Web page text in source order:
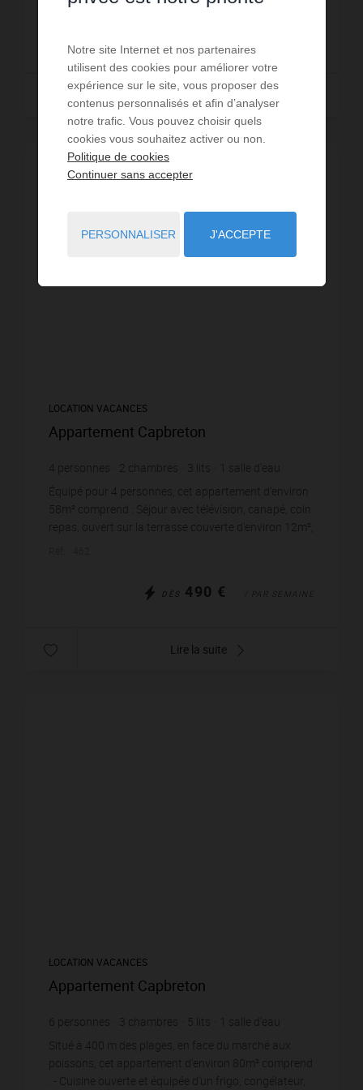
Lire la suite
LOCATION VACANCES
Appartement Capbreton
4 personnes 2 chambres 3 lits
salle d'eau
Équipé pour 4 personnes, cet appartement d'environ
58m² comprend : Séjour avec télévision, canapé, coin
repas, ouvert sur la terrasse couverte d'environ 12m²,
DÈS 490 €
Lire la suite
LOCATION VACANCES
Appartement Capbreton
6 personnes 3 chambres 5 lits
salle d'eau
salle de bain
Situé à 400 m des plages, en face du marché aux
poissons, cet appartement d'environ 80m² comprend
: - Cuisine ouverte et équipée d'un frigo, congélateur,
Notre site Internet et nos partenaires
utilisent des cookies pour améliorer votre
expérience sur le site, vous proposer des
contenus personnalisés et afin d’analyser
notre trafic. Vous pouvez choisir quels
cookies vous souhaitez activer ou non.
Politique de cookies
Continuer sans accepter
PERSONNALISER J'ACCEPTE